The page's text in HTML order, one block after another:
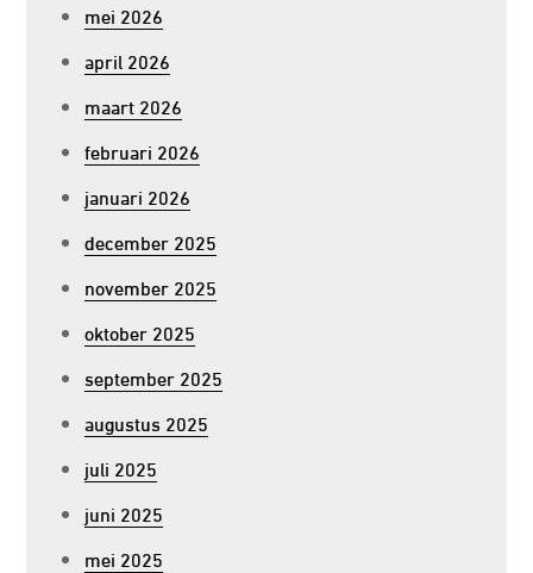
mei 2026
april 2026
maart 2026
februari 2026
januari 2026
december 2025
november 2025
oktober 2025
september 2025
augustus 2025
juli 2025
juni 2025
mei 2025